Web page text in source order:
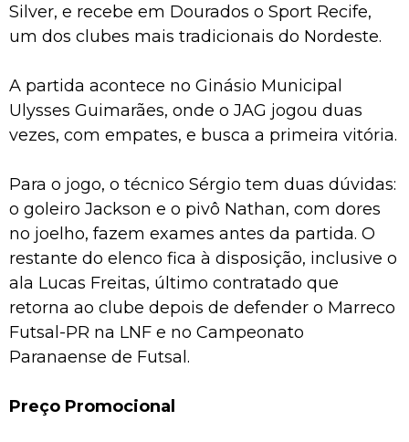
Silver, e recebe em Dourados o Sport Recife,
um dos clubes mais tradicionais do Nordeste.
A partida acontece no Ginásio Municipal
Ulysses Guimarães, onde o JAG jogou duas
vezes, com empates, e busca a primeira vitória.
Para o jogo, o técnico Sérgio tem duas dúvidas:
o goleiro Jackson e o pivô Nathan, com dores
no joelho, fazem exames antes da partida. O
restante do elenco fica à disposição, inclusive o
ala Lucas Freitas, último contratado que
retorna ao clube depois de defender o Marreco
Futsal-PR na LNF e no Campeonato
Paranaense de Futsal.
Preço Promocional